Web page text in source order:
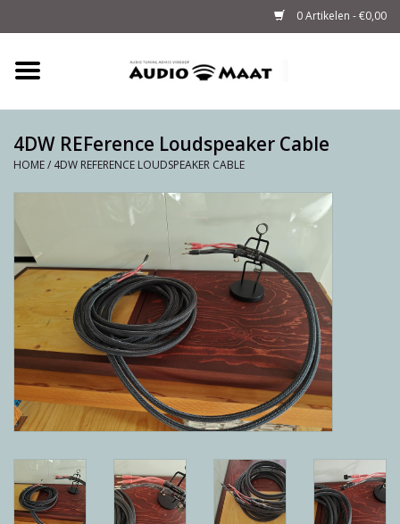
0 Artikelen - €0,00
Tuning
Audio
Sale
Info
Reviews
Blog
Merken
4DW REFerence Loudspeaker Cable
HOME/ 4DW REFERENCE LOUDSPEAKER CABLE